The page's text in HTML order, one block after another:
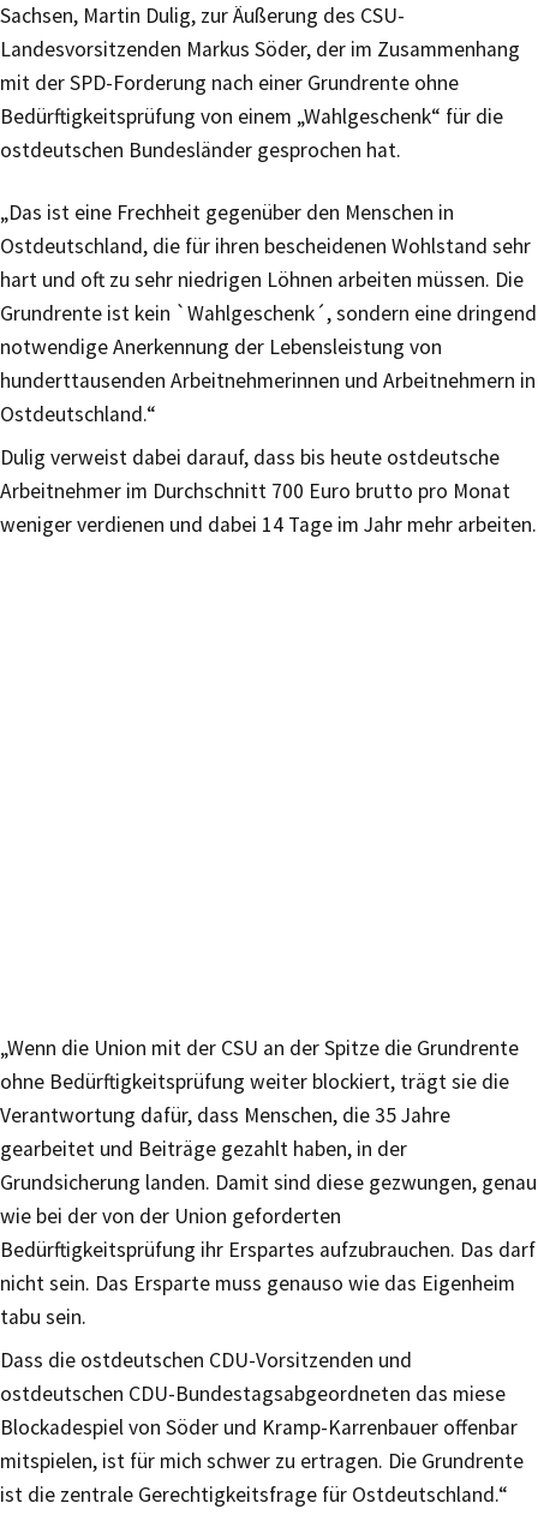
Sachsen, Martin Dulig, zur Äußerung des CSU-
Landesvorsitzenden Markus Söder, der im Zusammenhang
mit der SPD-Forderung nach einer Grundrente ohne
Bedürftigkeitsprüfung von einem „Wahlgeschenk“ für die
ostdeutschen Bundesländer gesprochen hat.
„Das ist eine Frechheit gegenüber den Menschen in
Ostdeutschland, die für ihren bescheidenen Wohlstand sehr
hart und oft zu sehr niedrigen Löhnen arbeiten müssen. Die
Grundrente ist kein `Wahlgeschenk´, sondern eine dringend
notwendige Anerkennung der Lebensleistung von
hunderttausenden Arbeitnehmerinnen und Arbeitnehmern in
Ostdeutschland.“
Dulig verweist dabei darauf, dass bis heute ostdeutsche
Arbeitnehmer im Durchschnitt 700 Euro brutto pro Monat
weniger verdienen und dabei 14 Tage im Jahr mehr arbeiten.
„Wenn die Union mit der CSU an der Spitze die Grundrente
ohne Bedürftigkeitsprüfung weiter blockiert, trägt sie die
Verantwortung dafür, dass Menschen, die 35 Jahre
gearbeitet und Beiträge gezahlt haben, in der
Grundsicherung landen. Damit sind diese gezwungen, genau
wie bei der von der Union geforderten
Bedürftigkeitsprüfung ihr Erspartes aufzubrauchen. Das darf
nicht sein. Das Ersparte muss genauso wie das Eigenheim
tabu sein.
Dass die ostdeutschen CDU-Vorsitzenden und
ostdeutschen CDU-Bundestagsabgeordneten das miese
Blockadespiel von Söder und Kramp-Karrenbauer offenbar
mitspielen, ist für mich schwer zu ertragen. Die Grundrente
ist die zentrale Gerechtigkeitsfrage für Ostdeutschland.“